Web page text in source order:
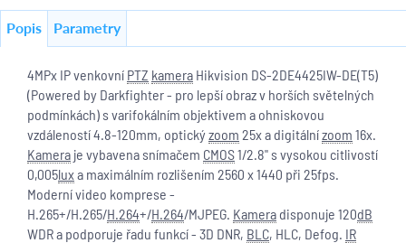
Popis Parametry
4MPx IP venkovní PTZ kamera Hikvision DS-2DE4425IW-DE(T5)
(Powered by Darkfighter - pro lepší obraz v horších světelných
podmínkách) s varifokálním objektivem a ohniskovou
vzdáleností 4.8-120mm, optickýzoom 25x a digitálnízoom 16x.
Kamera je vybavena snímačem CMOS1/2.8" s vysokou citlivostí
0,005luxa maximálním rozlišením 2560 x 1440 při 25fps.
Moderní video komprese -
H.265+/H.265/H.264+/H.264/MJPEG. Kamera disponuje 120dB
WDR a podporuje řadu funkcí - 3D DNR, BLC, HLC, Defog. IR